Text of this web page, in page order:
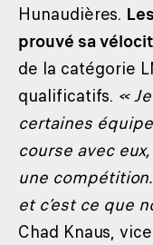
Hunaudières.
prouvé sa
de la catégorie
qualificatifs. «
certaines
course avec
une
et c’est ce que
Chad Knaus,